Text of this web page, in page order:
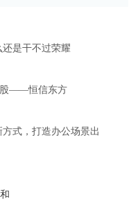
还是干不过荣耀
股——恒信东方
式，打造办公场景出